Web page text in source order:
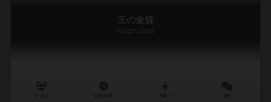
王の金貨
King's Gold